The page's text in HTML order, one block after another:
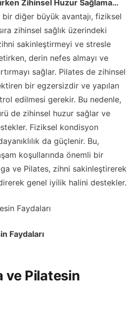
Zihinsel Huzur Sağlama…
bir diğer büyük avantajı, fiziksel
zihinsel sağlık üzerindeki
sakinleştirmeyi ve stresle
derin nefes almayı ve
sağlar. Pilates de zihinsel
bir egzersizdir ve yapılan
edilmesi gerekir. Bu nedenle,
de zihinsel huzur sağlar ve
Fiziksel kondisyon
da güçlenir. Bu,
koşullarında önemli bir
ve Pilates, zihni sakinleştirerek
genel iyilik halini destekler.
Faydaları
ve Pilatesin